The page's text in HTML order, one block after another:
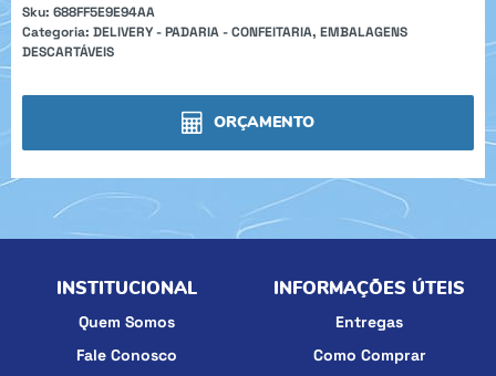
Sku: 688FF5E9E94AA
Categoria: DELIVERY - PADARIA - CONFEITARIA, EMBALAGENS
DESCARTÁVEIS
ORÇAMENTO
INSTITUCIONAL
Quem Somos
Fale Conosco
INFORMAÇÕES ÚTEIS
Entregas
Como Comprar